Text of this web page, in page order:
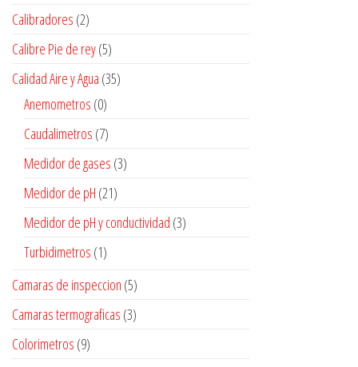
Calibradores (2)
Calibre Pie de rey(5)
Calidad Aire y Agua (35)
Anemometros (0)
Caudalimetros (7)
Medidor de gases (3)
Medidor de pH (21)
Medidor de pH y conductividad (3)
Turbidimetros (1)
Camaras de inspeccion (5)
Camaras termograficas (3)
Colorimetros (9)